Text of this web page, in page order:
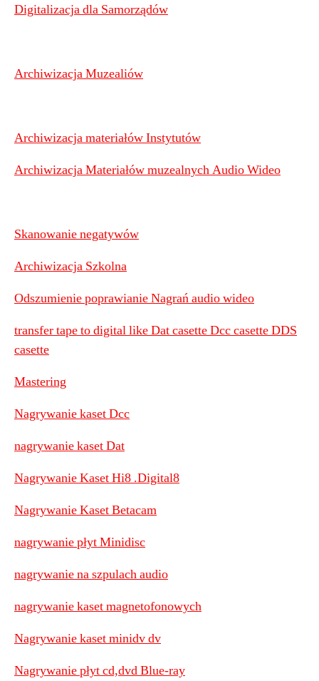
Digitalizacja dla Samorządów
Archiwizacja Muzealiów
Archiwizacja materiałów Instytutów
Archiwizacja Materiałów muzealnych Audio Wideo
Skanowanie negatywów
Archiwizacja Szkolna
Odszumienie poprawianie Nagrań audio wideo
transfer tape to digital like Dat casette Dcc casette DDS
casette
Mastering
Nagrywanie kaset Dcc
nagrywanie kaset Dat
Nagrywanie Kaset Hi8 .Digital8
Nagrywanie Kaset Betacam
nagrywanie płyt Minidisc
nagrywanie na szpulach audio
nagrywanie kaset magnetofonowych
Nagrywanie kaset minidv dv
Nagrywanie płyt cd,dvd Blue-ray